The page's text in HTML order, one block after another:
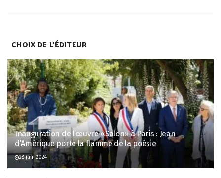
CHOIX DE L'ÉDITEUR
Inauguration de l’œuvre «Salon» à Paris : Jean
d’Amérique porte la flamme de la poésie
28 juin 2024